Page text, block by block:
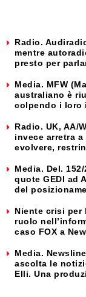
Radio.
mentre
presto per
Media. MFW
australiano è
colpendo i loro
Radio. UK, AA/
invece arretra
evolvere,
Media. Del.
quote GEDI ad
del
Niente crisi per
ruolo
caso FOX a
Media.
ascolta le
Elli. Una